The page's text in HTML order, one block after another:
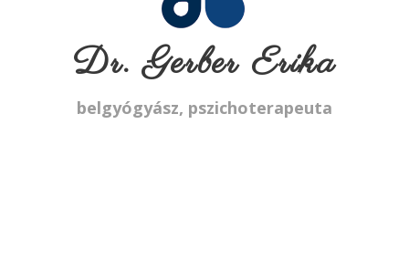
Dr. Gerber Erika
belgyógyász, pszichoterapeuta